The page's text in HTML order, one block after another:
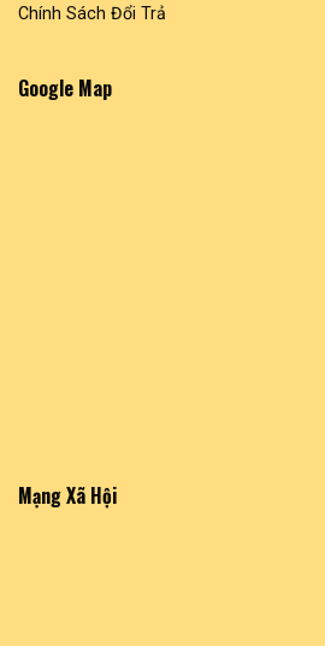
Chính Sách Đổi Trả
Google Map
Mạng Xã Hội